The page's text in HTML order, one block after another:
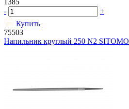
1385
-
+
Купить
75503
Напильник круглый 250 N2 SITOMO